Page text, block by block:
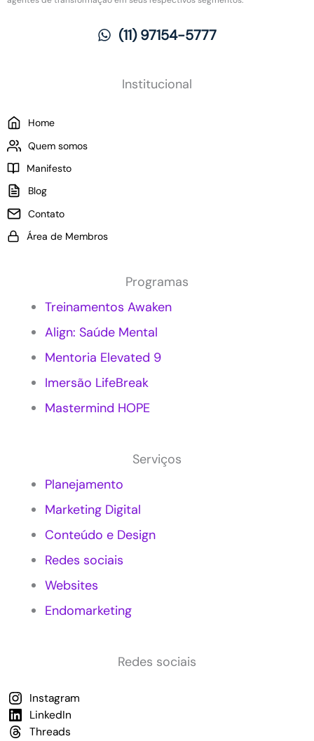
(11) 97154-5777
Institucional
Home
Quem somos
Manifesto
Blog
Contato
Área de Membros
Programas
Treinamentos Awaken
Align: Saúde Mental
Mentoria Elevated 9
Imersão LifeBreak
Mastermind HOPE
Serviços
Planejamento
Marketing Digital
Conteúdo e Design
Redes sociais
Websites
Endomarketing
Redes sociais
Instagram
LinkedIn
Threads